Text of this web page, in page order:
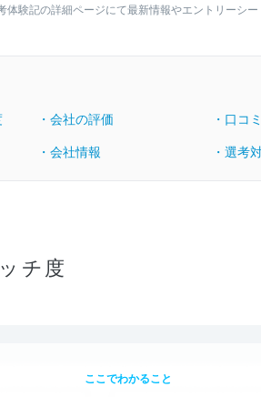
体験記の詳細ページにて最新情報やエントリーシ
・会社の評価 ・口コ
・会社情報 ・選考
チ度
ここでわかること